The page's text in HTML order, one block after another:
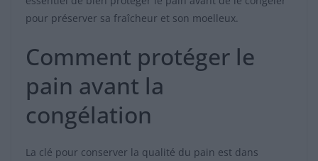
pour préserver sa fraîcheur et son moelleux.
Comment protéger le
pain avant la
congélation
La clé pour conserver la qualité du pain est dans